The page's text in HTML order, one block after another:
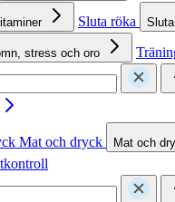
Sluta röka
stress och oro
Mat och dryck Mat och